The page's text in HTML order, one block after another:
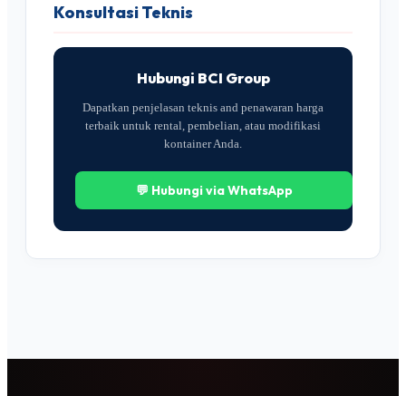
Konsultasi Teknis
Hubungi BCI Group
Dapatkan penjelasan teknis and penawaran harga
terbaik untuk rental, pembelian, atau modifikasi
kontainer Anda.
💬 Hubungi via WhatsApp